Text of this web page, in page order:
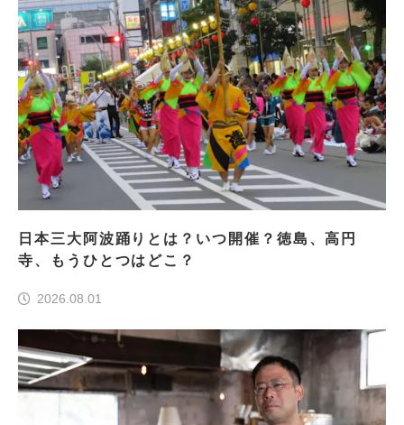
日本三大阿波踊りとは？いつ開催？徳島、高円
寺、もうひとつはどこ？
2026.08.01